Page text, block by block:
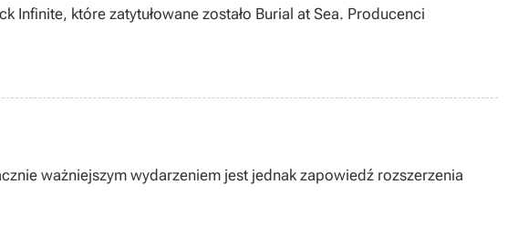
które zatytułowane zostało Burial at Sea. Producenci
ważniejszym wydarzeniem jest jednak zapowiedź rozszerzenia